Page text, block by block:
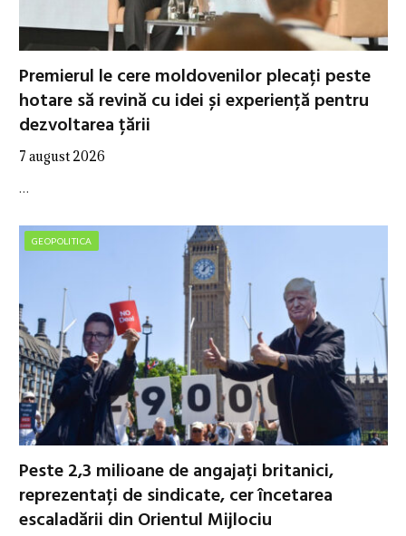
Premierul le cere moldovenilor plecați peste
hotare să revină cu idei și experiență pentru
dezvoltarea țării
7 august 2026
…
GEOPOLITICA
Peste 2,3 milioane de angajați britanici,
reprezentați de sindicate, cer încetarea
escaladării din Orientul Mijlociu